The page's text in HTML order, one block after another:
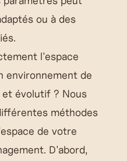
ou à des
l'espace
environnement de
évolutif ? Nous
méthodes
de votre
D'abord,